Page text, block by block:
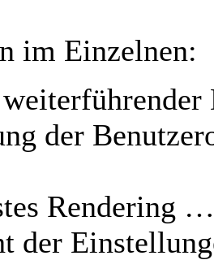
im Einzelnen:
der
Rendering …
der